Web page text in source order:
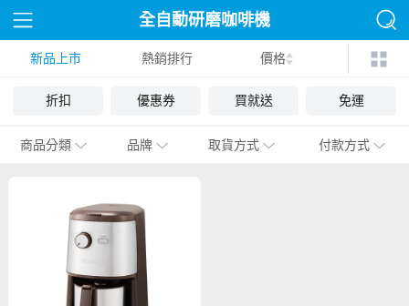
全自動研磨咖啡機
新品上市 熱銷排行 價格
折扣 優惠券 買就送 免運
商品分類 品牌 取貨方式 付款方式